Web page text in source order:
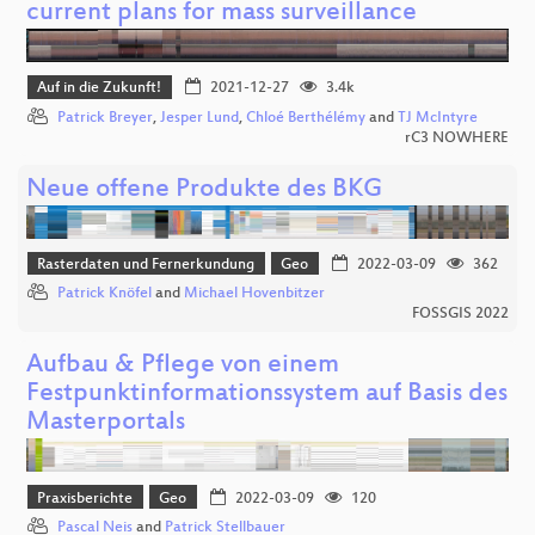
current plans for mass surveillance
Auf in die Zukunft! 2021-12-27
3.4k
Patrick Breyer, Jesper Lund, Chloé Berthélémy and TJ McIntyre
rC3 NOWHERE
Neue offene Produkte des BKG
Rasterdaten und Fernerkundung Geo 2022-03-09
362
Patrick Knöfel and Michael Hovenbitzer
FOSSGIS 2022
Aufbau & Pflege von einem
Festpunktinformationssystem auf Basis des
Masterportals
Praxisberichte Geo 2022-03-09
120
Pascal Neis and Patrick Stellbauer